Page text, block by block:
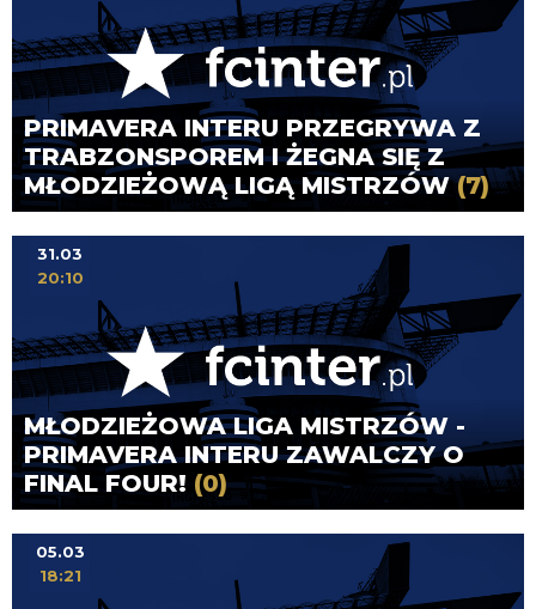
PRIMAVERA INTERU PRZEGRYWA Z
TRABZONSPOREM I ŻEGNA SIĘ Z
MŁODZIEŻOWĄ LIGĄ MISTRZÓW(7)
MŁODZIEŻOWA LIGA MISTRZÓW -
PRIMAVERA INTERU ZAWALCZY O
FINAL FOUR! (0)
31.03
20:10
05.03
18:21